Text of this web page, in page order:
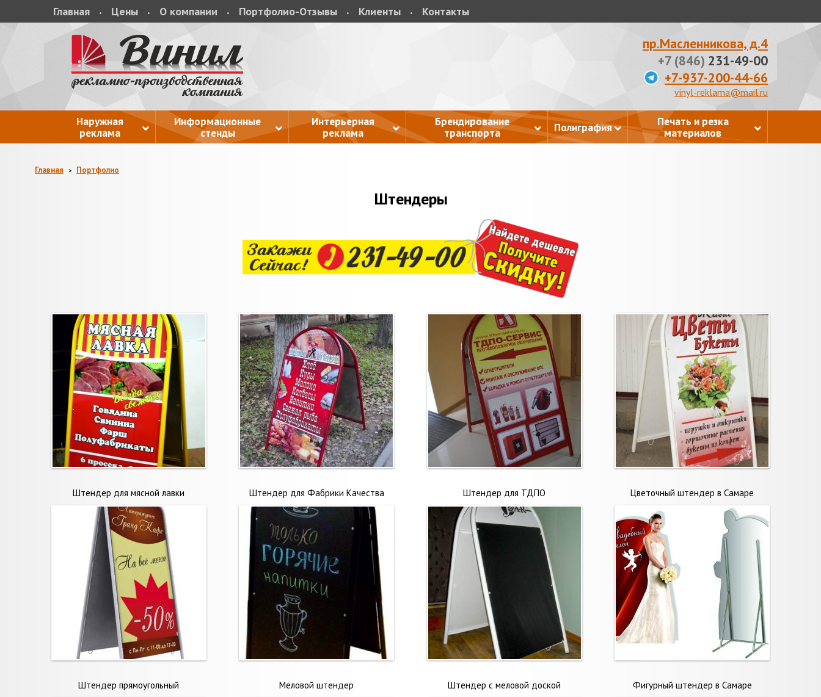
Главная Цены О компании Портфолио-Отзывы Клиенты Контакты
пр.Масленникова, д.4
+7 (846) 231-49-00
+7-937-200-44-66
vinyl-reklama@mail.ru
Наружная
реклама
Информационные
стенды
Интерьерная
реклама
Брендирование
транспорта
Полиграфия
Печать и резка
материалов
Главная > Портфолио
Штендеры
Штендер для мясной лавки Штендер для Фабрики Качества Штендер для ТДПО Цветочный штендер в Самаре
Штендер прямоугольный Меловой штендер Штендер с меловой доской Фигурный штендер в Самаре